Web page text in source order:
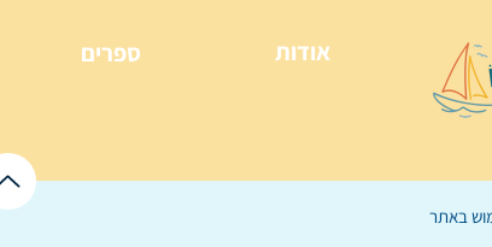
ספרים אודות
באתר